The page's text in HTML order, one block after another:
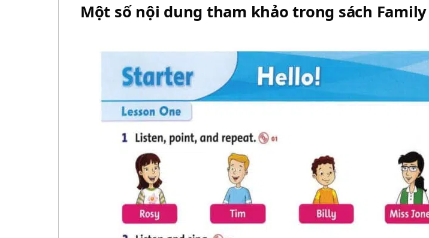
Một số nội dung tham khảo trong sách Family